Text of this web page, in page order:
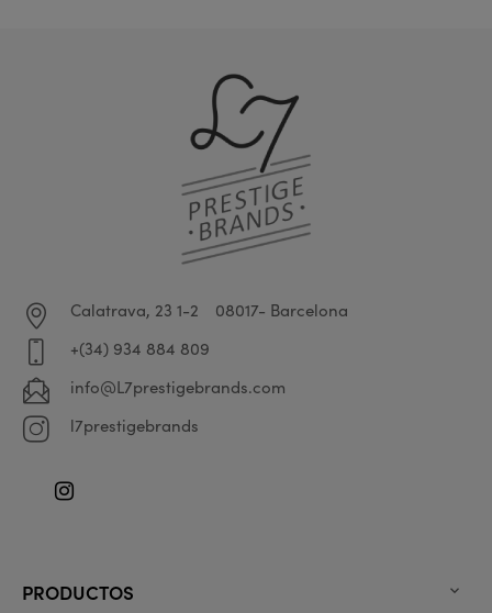
Calatrava, 23 1-2
08017- Barcelona
+(34) 934 884 809
info@L7prestigebrands.com
l7prestigebrands
Instagram
PRODUCTOS 